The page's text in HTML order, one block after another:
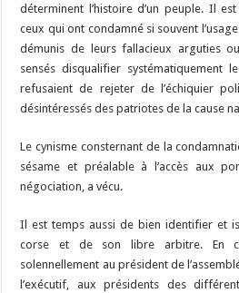
déterminent l’histoire d’un peuple. Il
ceux qui ont condamné si souvent
démunis de leurs fallacieux arguties
sensés disqualifier systématiquement
refusaient de rejeter de l’échiquier
désintéressés des patriotes de la cause
Le cynisme consternant de la
sésame et préalable à l’accès aux
négociation, a vécu.
Il est temps aussi de bien identifier et
corse et de son libre arbitre. En
solennellement au président de
l’exécutif, aux présidents des